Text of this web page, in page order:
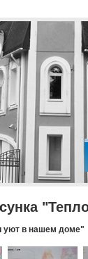
уют в нашем доме"